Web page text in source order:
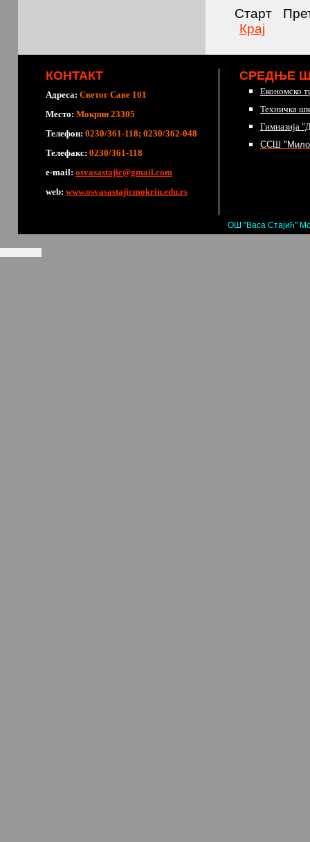
Старт
Крај
КОНТАКТ
Адреса: Светог Саве 101
Место: Мокрин 23305
Телефон: 0230/361-118; 0230/362-048
Телефакс: 0230/361-118
е-mail: osvasastajic@gmail.com
web: www.osvasastajicmokrin.edu.rs
СРЕДЊЕ
Економско
Техничка
Гимназија
ССШ
ОШ "Васа Стајић"